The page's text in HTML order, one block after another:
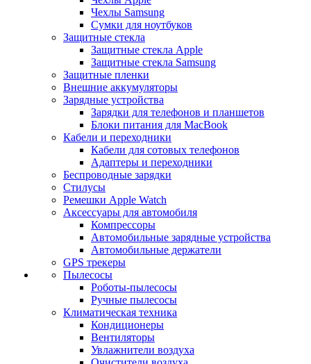
Чехлы Samsung
Сумки для ноутбуков
Защитные стекла
Защитные стекла Apple
Защитные стекла Samsung
Защитные пленки
Внешние аккумуляторы
Зарядные устройства
Зарядки для телефонов и планшетов
Блоки питания для MacBook
Кабели и переходники
Кабели для сотовых телефонов
Адаптеры и переходники
Беспроводные зарядки
Стилусы
Ремешки Apple Watch
Аксессуары для автомобиля
Компрессоры
Автомобильные зарядные устройства
Автомобильные держатели
GPS трекеры
Пылесосы
Роботы-пылесосы
Ручные пылесосы
Климатическая техника
Кондиционеры
Вентиляторы
Увлажнители воздуха